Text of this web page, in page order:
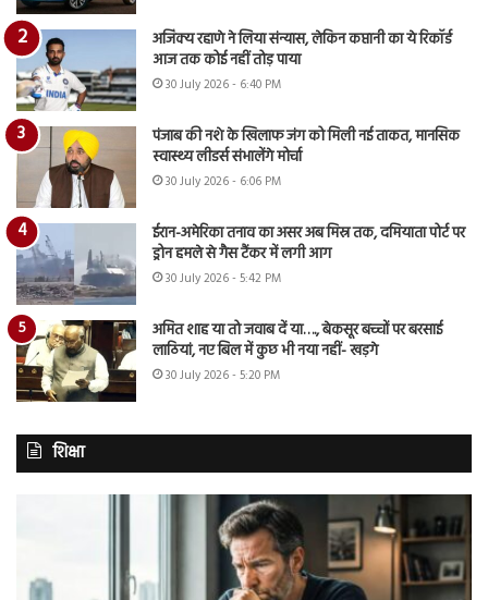
अजिंक्य रहाणे ने लिया संन्यास, लेकिन कप्तानी का ये रिकॉर्ड
आज तक कोई नहीं तोड़ पाया
30 July 2026 - 6:40 PM
पंजाब की नशे के खिलाफ जंग को मिली नई ताकत, मानसिक
स्वास्थ्य लीडर्स संभालेंगे मोर्चा
30 July 2026 - 6:06 PM
ईरान-अमेरिका तनाव का असर अब मिस्र तक, दमियाता पोर्ट पर
ड्रोन हमले से गैस टैंकर में लगी आग
30 July 2026 - 5:42 PM
अमित शाह या तो जवाब दें या…., बेकसूर बच्चों पर बरसाई
लाठियां, नए बिल में कुछ भी नया नहीं- खड़गे
30 July 2026 - 5:20 PM
शिक्षा